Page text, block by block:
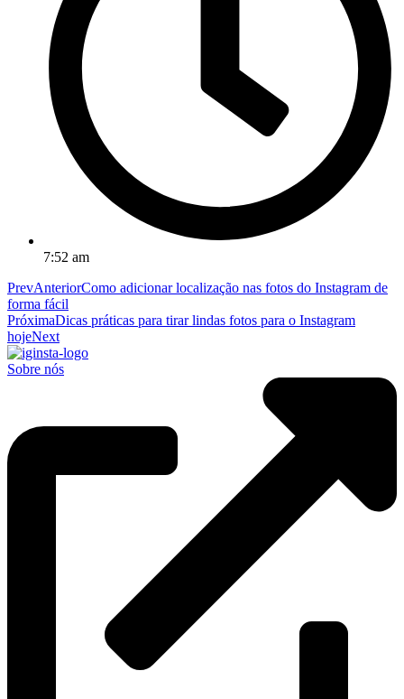
7:52 am
PrevAnteriorComo adicionar localização nas fotos do Instagram de
forma fácil
PróximaDicas práticas para tirar lindas fotos para o Instagram
hojeNext
Sobre nós